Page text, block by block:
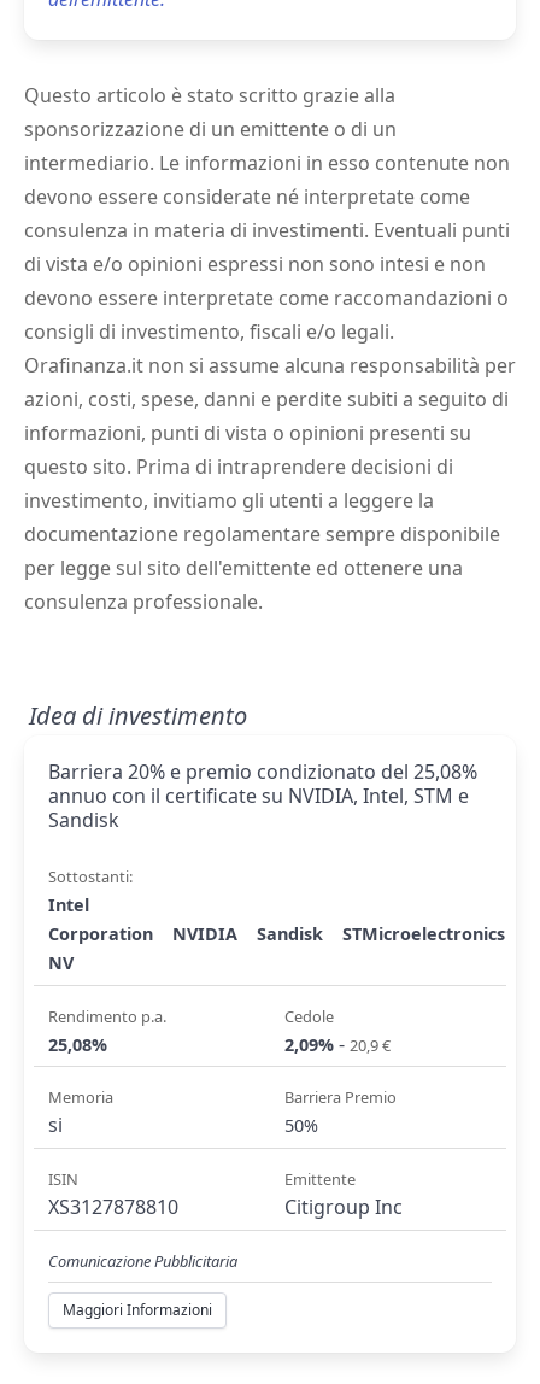
Questo articolo è stato scritto grazie alla
sponsorizzazione di un emittente o di un
intermediario. Le informazioni in esso contenute non
devono essere considerate né interpretate come
consulenza in materia di investimenti. Eventuali punti
di vista e/o opinioni espressi non sono intesi e non
devono essere interpretate come raccomandazioni o
consigli di investimento, fiscali e/o legali.
Orafinanza.it non si assume alcuna responsabilità per
azioni, costi, spese, danni e perdite subiti a seguito di
informazioni, punti di vista o opinioni presenti su
questo sito. Prima di intraprendere decisioni di
investimento, invitiamo gli utenti a leggere la
documentazione regolamentare sempre disponibile
per legge sul sito dell'emittente ed ottenere una
consulenza professionale.
Idea di investimento
Barriera 20% e premio condizionato del 25,08%
annuo con il certificate su NVIDIA, Intel, STM e
Sandisk
Sottostanti:
Intel
Corporation
NVIDIA Sandisk
STMicroelectronics
NV
Rendimento p.a.
25,08%
Cedole
2,09% - 20,9 €
Memoria
si
Barriera Premio
50%
ISIN
XS3127878810
Emittente
Citigroup Inc
Comunicazione Pubblicitaria
Maggiori Informazioni